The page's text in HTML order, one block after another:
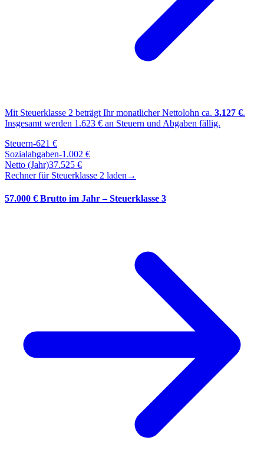
Mit Steuerklasse 2 beträgt Ihr monatlicher Nettolohn ca. 3.127 €.
Insgesamt werden 1.623 € an Steuern und Abgaben fällig.
Steuern-621 €
Sozialabgaben-1.002 €
Netto (Jahr)37.525 €
Rechner für Steuerklasse 2 laden →
57.000 € Brutto im Jahr – Steuerklasse 3